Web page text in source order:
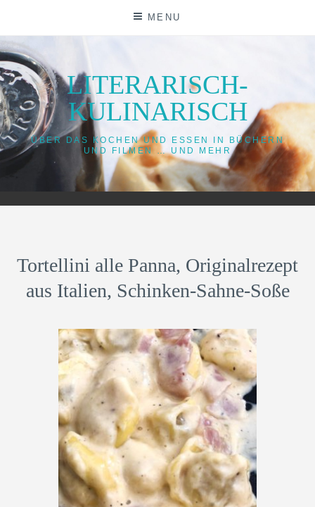
content
MENU
LITERARISCH-
KULINARISCH
ÜBER DAS KOCHEN UND ESSEN IN BÜCHERN
UND FILMEN … UND MEHR
Tortellini alle Panna, Originalrezept
aus Italien, Schinken-Sahne-Soße